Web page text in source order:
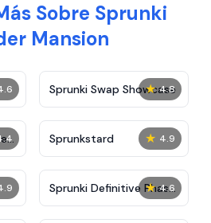
Sobre Sprunki
Mansion
★ 4.8
Sprunki Swap Showcase
★ 4.9
Sprunkstard
★ 4.6
Sprunki Definitive Phase
7